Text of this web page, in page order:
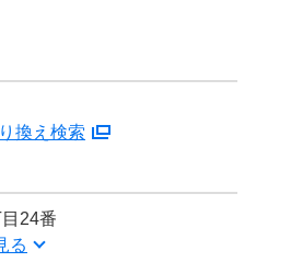
換え検索
24番
る